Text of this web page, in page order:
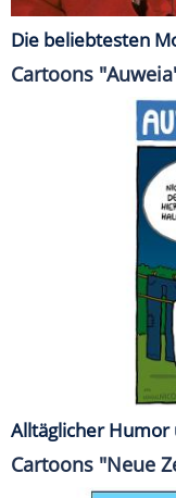
Die beliebtesten
Cartoons
Alltäglicher Humor
Cartoons "Neue